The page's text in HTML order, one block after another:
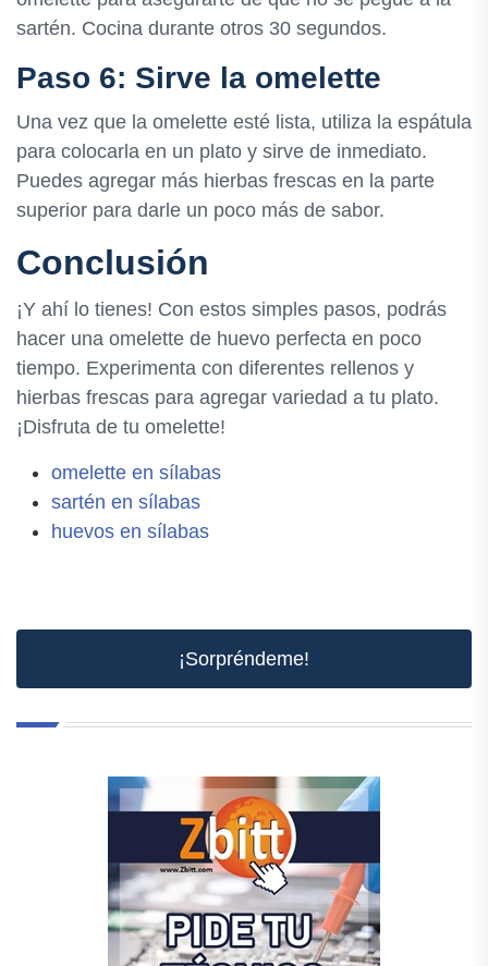
sartén. Cocina durante otros 30 segundos.
Paso 6: Sirve la omelette
Una vez que la omelette esté lista, utiliza la espátula
para colocarla en un plato y sirve de inmediato.
Puedes agregar más hierbas frescas en la parte
superior para darle un poco más de sabor.
Conclusión
¡Y ahí lo tienes! Con estos simples pasos, podrás
hacer una omelette de huevo perfecta en poco
tiempo. Experimenta con diferentes rellenos y
hierbas frescas para agregar variedad a tu plato.
¡Disfruta de tu omelette!
omelette en sílabas
sartén en sílabas
huevos en sílabas
¡Sorpréndeme!